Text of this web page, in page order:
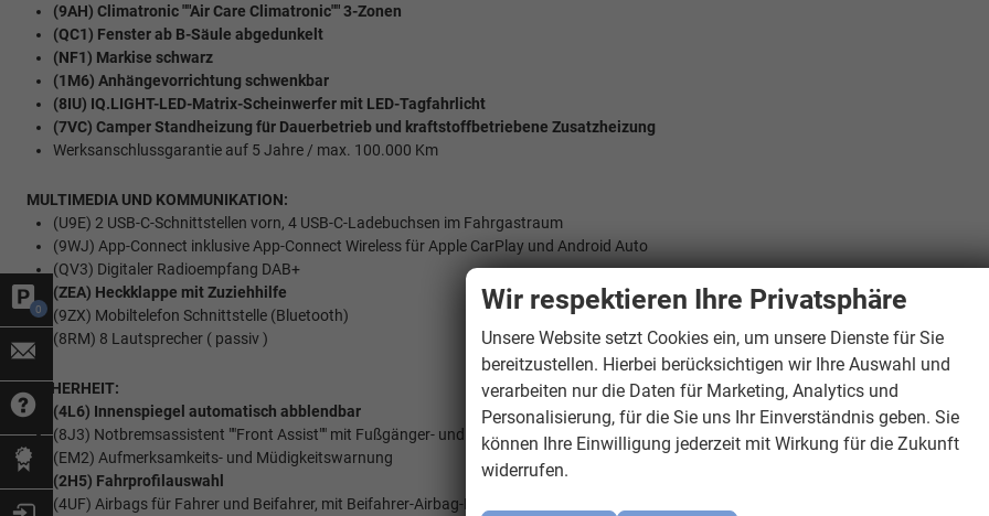
0
(9AH) Climatronic ""Air Care Climatronic"" 3-Zonen
(QC1) Fenster ab B-Säule abgedunkelt
(NF1) Markise schwarz
(1M6) Anhängevorrichtung schwenkbar
(8IU) IQ.LIGHT-LED-Matrix-Scheinwerfer mit LED-Tagfahrlicht
(7VC) Camper Standheizung für Dauerbetrieb und kraftstoffbetriebene Zusatzheizung
Werksanschlussgarantie auf 5 Jahre / max. 100.000 Km
MULTIMEDIA UND KOMMUNIKATION:
(U9E) 2 USB-C-Schnittstellen vorn, 4 USB-C-Ladebuchsen im Fahrgastraum
(9WJ) App-Connect inklusive App-Connect Wireless für Apple CarPlay und Android Auto
(QV3) Digitaler Radioempfang DAB+
(ZEA) Heckklappe mit Zuziehhilfe
(9ZX) Mobiltelefon Schnittstelle (Bluetooth)
(8RM) 8 Lautsprecher ( passiv )
SICHERHEIT:
(4L6) Innenspiegel automatisch abblendbar
(8J3) Notbremsassistent ""Front Assist"" mit Fußgänger- und Radfahrererkennung
(EM2) Aufmerksamkeits- und Müdigkeitswarnung
(2H5) Fahrprofilauswahl
(4UF) Airbags für Fahrer und Beifahrer, mit Beifahrer-Airbag-Deaktivierung
Wir respektieren Ihre Privatsphäre
Unsere Website setzt Cookies ein, um unsere Dienste für Sie
bereitzustellen. Hierbei berücksichtigen wir Ihre Auswahl und
verarbeiten nur die Daten für Marketing, Analytics und
Personalisierung, für die Sie uns Ihr Einverständnis geben. Sie
können Ihre Einwilligung jederzeit mit Wirkung für die Zukunft
widerrufen.